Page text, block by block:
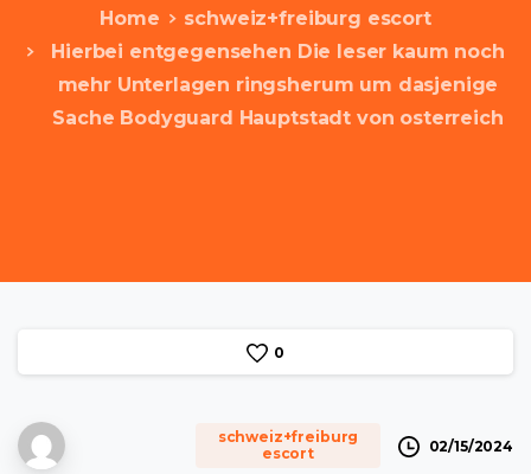
Home
schweiz+freiburg escort
Hierbei entgegensehen Die leser kaum noch
mehr Unterlagen ringsherum um dasjenige
Sache Bodyguard Hauptstadt von osterreich
0
schweiz+freiburg
escort
02/15/2024